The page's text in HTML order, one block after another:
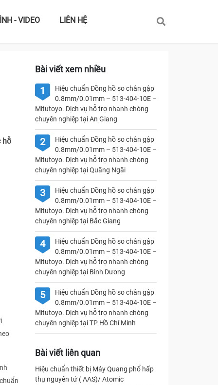
- VIDEO LIÊN HỆ
hỗ
Bài viết xem nhiều
1
Hiệu chuẩn Đồng hồ so chân gập
0.8mm/0.01mm – 513-404-10E –
Mitutoyo. Dịch vụ hỗ trợ nhanh chóng
chuyên nghiệp tại An Giang
2
Hiệu chuẩn Đồng hồ so chân gập
0.8mm/0.01mm – 513-404-10E –
Mitutoyo. Dịch vụ hỗ trợ nhanh chóng
chuyên nghiệp tại Quãng Ngãi
3
Hiệu chuẩn Đồng hồ so chân gập
0.8mm/0.01mm – 513-404-10E –
Mitutoyo. Dịch vụ hỗ trợ nhanh chóng
chuyên nghiệp tại Bắc Giang
4
Hiệu chuẩn Đồng hồ so chân gập
0.8mm/0.01mm – 513-404-10E –
Mitutoyo. Dịch vụ hỗ trợ nhanh chóng
chuyên nghiệp tại Bình Dương
5
Hiệu chuẩn Đồng hồ so chân gập
0.8mm/0.01mm – 513-404-10E –
Mitutoyo. Dịch vụ hỗ trợ nhanh chóng
chuyên nghiệp tại TP Hồ Chí Minh
Bài viết liên quan
Hiệu chuẩn thiết bị Máy Quang phổ hấp
thụ nguyên tử ( AAS)/ Atomic